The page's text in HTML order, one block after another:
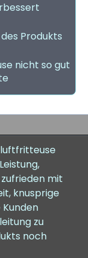
Produkts
nicht so gut
mit
knusprige
Kunden
zu
noch